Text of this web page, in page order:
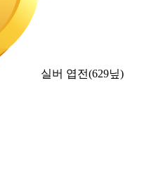
실버 엽전(629닢)